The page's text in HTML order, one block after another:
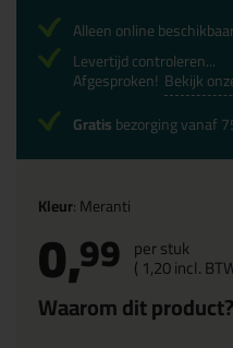
Kleur: Meranti
0,99 per stuk
( 1,20incl.
Waarom dit product?
Alleen online
Levertijd controleren...
Afgesproken! Bekijk
Gratisbezorging vanaf